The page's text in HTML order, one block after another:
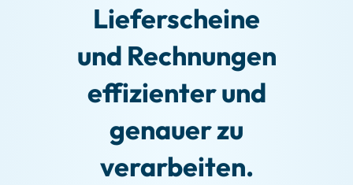
Lieferscheine
und Rechnungen
effizienter und
genauer zu
verarbeiten.